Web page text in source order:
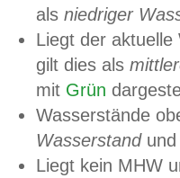
als niedriger
Liegt der
gilt dies als
mit Grün
Wasserstände
Wasserstandund
Liegt kein MHW